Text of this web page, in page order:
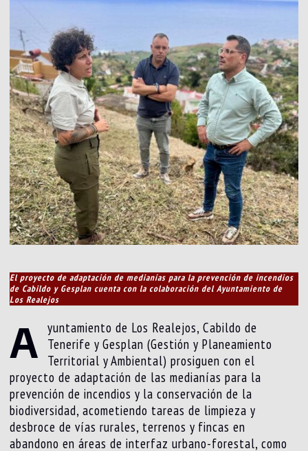
El proyecto de adaptación de medianías para la prevención de incendios
de Cabildo y Gesplan cuenta con la colaboración del Ayuntamiento de
Los Realejos
A yuntamiento de Los Realejos, Cabildo de
Tenerife y Gesplan (Gestión y Planeamiento
Territorial y Ambiental) prosiguen con el
proyecto de adaptación de las medianías para la
prevención de incendios y la conservación de la
biodiversidad, acometiendo tareas de limpieza y
desbroce de vías rurales, terrenos y fincas en
abandono en áreas de interfaz urbano-forestal, como